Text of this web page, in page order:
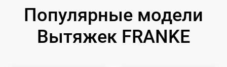
Популярные модели
Вытяжек FRANKE